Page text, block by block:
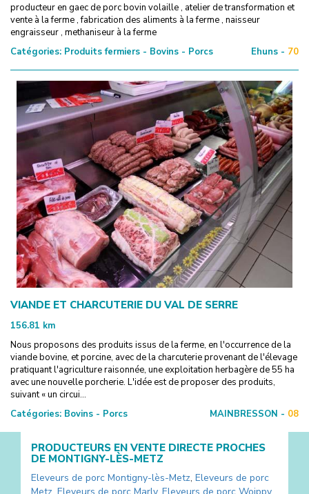
producteur en gaec de porc bovin volaille , atelier de transformation et
vente à la ferme , fabrication des aliments à la ferme , naisseur
engraisseur , methaniseur à la ferme
Catégories: Produits fermiers - Bovins - Porcs Ehuns - 70
VIANDE ET CHARCUTERIE DU VAL DE SERRE
156.81 km
Nous proposons des produits issus de la ferme, en l'occurrence de la
viande bovine, et porcine, avec de la charcuterie provenant de l'élevage
pratiquant l'agriculture raisonnée, une exploitation herbagère de 55 ha
avec une nouvelle porcherie. L'idée est de proposer des produits,
suivant « un circui...
Catégories: Bovins - Porcs MAINBRESSON - 08
PRODUCTEURS EN VENTE DIRECTE PROCHES
DE MONTIGNY-LÈS-METZ
Eleveurs de porc Montigny-lès-Metz, Eleveurs de porc